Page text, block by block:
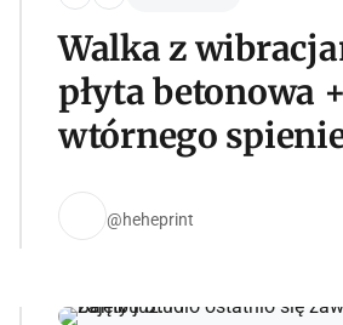
Walka z
płyta betonowa
wtórnego
@heheprint